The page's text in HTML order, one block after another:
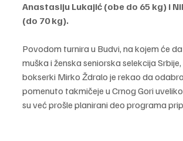
Anastasiju Lukajić (obe do 65 kg) i
(do 70 kg).
Povodom turnira u Budvi, na kojem će
muška i ženska seniorska selekcija
bokserki Mirko Ždralo je rekao da
pomenuto takmičeje u Crnog Gori
su već prošle planirani deo programa